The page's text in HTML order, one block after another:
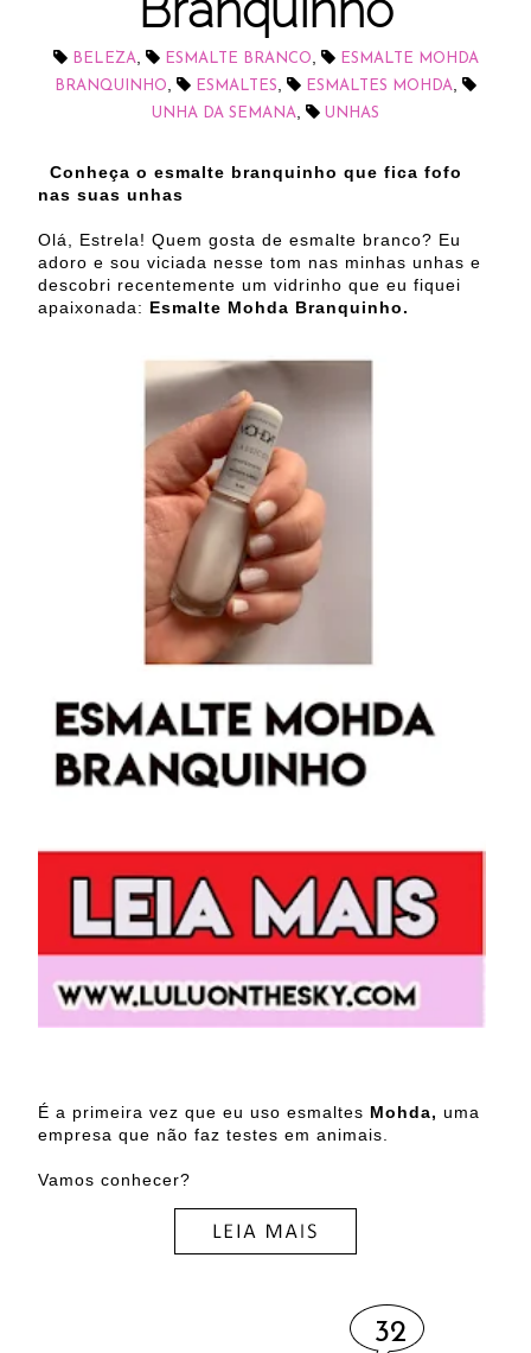
BELEZA, ESMALTE BRANCO,
ESMALTE MOHDA
BRANQUINHO, ESMALTES, ESMALTES MOHDA,
UNHA DA SEMANA, UNHAS
Conheça o esmalte branquinho que fica fofo
nas suas unhas
Olá, Estrela! Quem gosta de esmalte branco? Eu
adoro e sou viciada nesse tom nas minhas unhas e
descobri recentemente um vidrinho que eu fiquei
apaixonada: Esmalte Mohda Branquinho.
É a primeira vez que eu uso esmaltes Mohda, uma
empresa que não faz testes em animais.
Vamos conhecer?
32